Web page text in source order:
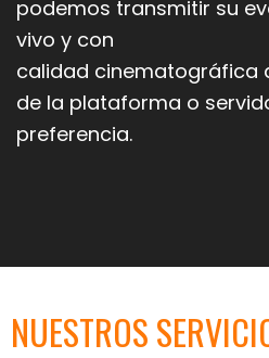
podemos transmitir su
vivo y con
calidad cinematográfica
de la plataforma o
preferencia.
NUESTROS